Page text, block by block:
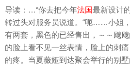
导读：…“你去把今年法国最新设计
转过头对服务员说道。“呃……小姐
有两套，黑色的已经售出，～～飕飕
的脸上看不见一丝表情，脸上的刺
的疼。当夏薇娅到达聚会举行的别